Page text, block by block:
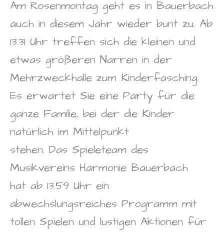
Am Rosenmontag geht es in Bauerbach
auch in diesem Jahr wieder bunt zu. Ab
13.31 Uhr treffen sich die kleinen und
etwas größeren Narren in der
Mehrzweckhalle zum Kinderfasching.
Es erwartet Sie eine Party für die
ganze Familie, bei der die Kinder
natürlich im Mittelpunkt
stehen. Das Spieleteam des
Musikvereins Harmonie Bauerbach
hat ab 13.59 Uhr ein
abwechslungsreiches Programm mit
tollen Spielen und lustigen Aktionen für